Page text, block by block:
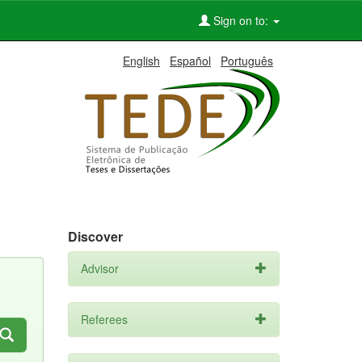
Sign on to:
English Español Português
Discover
Advisor
Referees